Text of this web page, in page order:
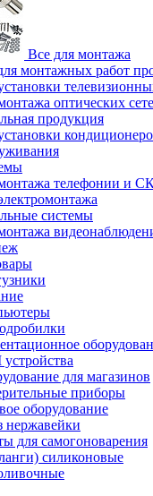
Все для монтажа
монтажных работ
оптических
продукция
телефонии и
системы
для магазинов
приборы
оборудование
нержавейки
для самогоноварения
силиконовые